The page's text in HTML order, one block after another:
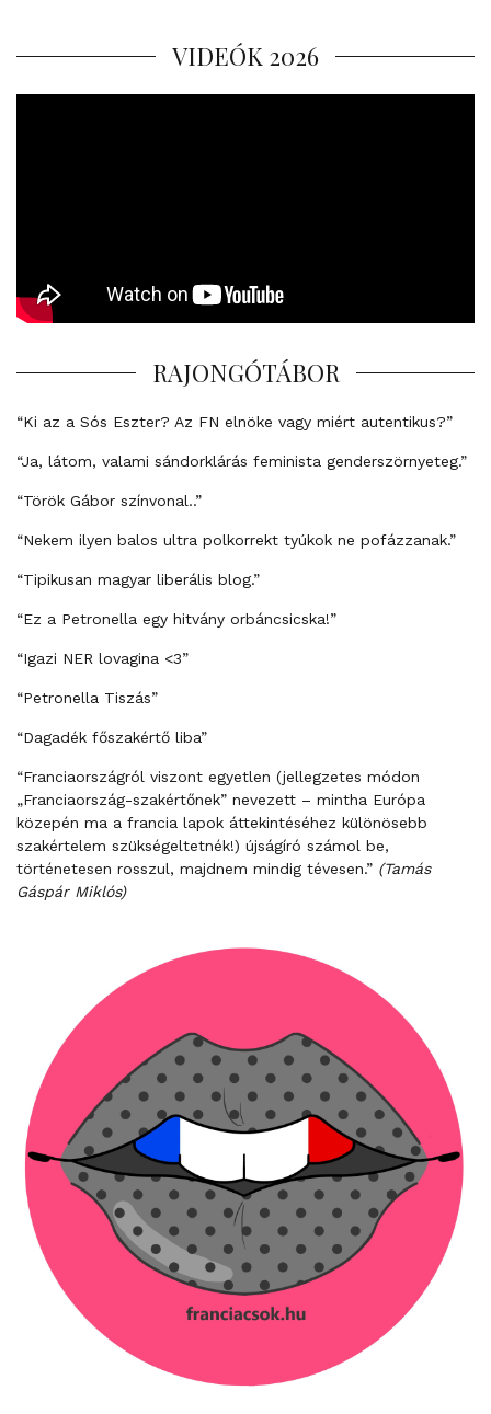
VIDEÓK 2026
RAJONGÓTÁBOR
“Ki az a Sós Eszter? Az FN elnöke vagy miért autentikus?”
“Ja, látom, valami sándorklárás feminista genderszörnyeteg.”
“Török Gábor színvonal..”
“Nekem ilyen balos ultra polkorrekt tyúkok ne pofázzanak.”
“Tipikusan magyar liberális blog.”
“Ez a Petronella egy hitvány orbáncsicska!”
“Igazi NER lovagina <3”
“Petronella Tiszás”
“Dagadék főszakértő liba”
“Franciaországról viszont egyetlen (jellegzetes módon
„Franciaország-szakértőnek” nevezett – mintha Európa
közepén ma a francia lapok áttekintéséhez különösebb
szakértelem szükségeltetnék!) újságíró számol be,
történetesen rosszul, majdnem mindig tévesen.” (Tamás
Gáspár Miklós)